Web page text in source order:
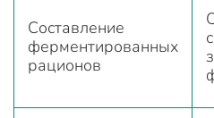
Составление
ферментированных
рационов